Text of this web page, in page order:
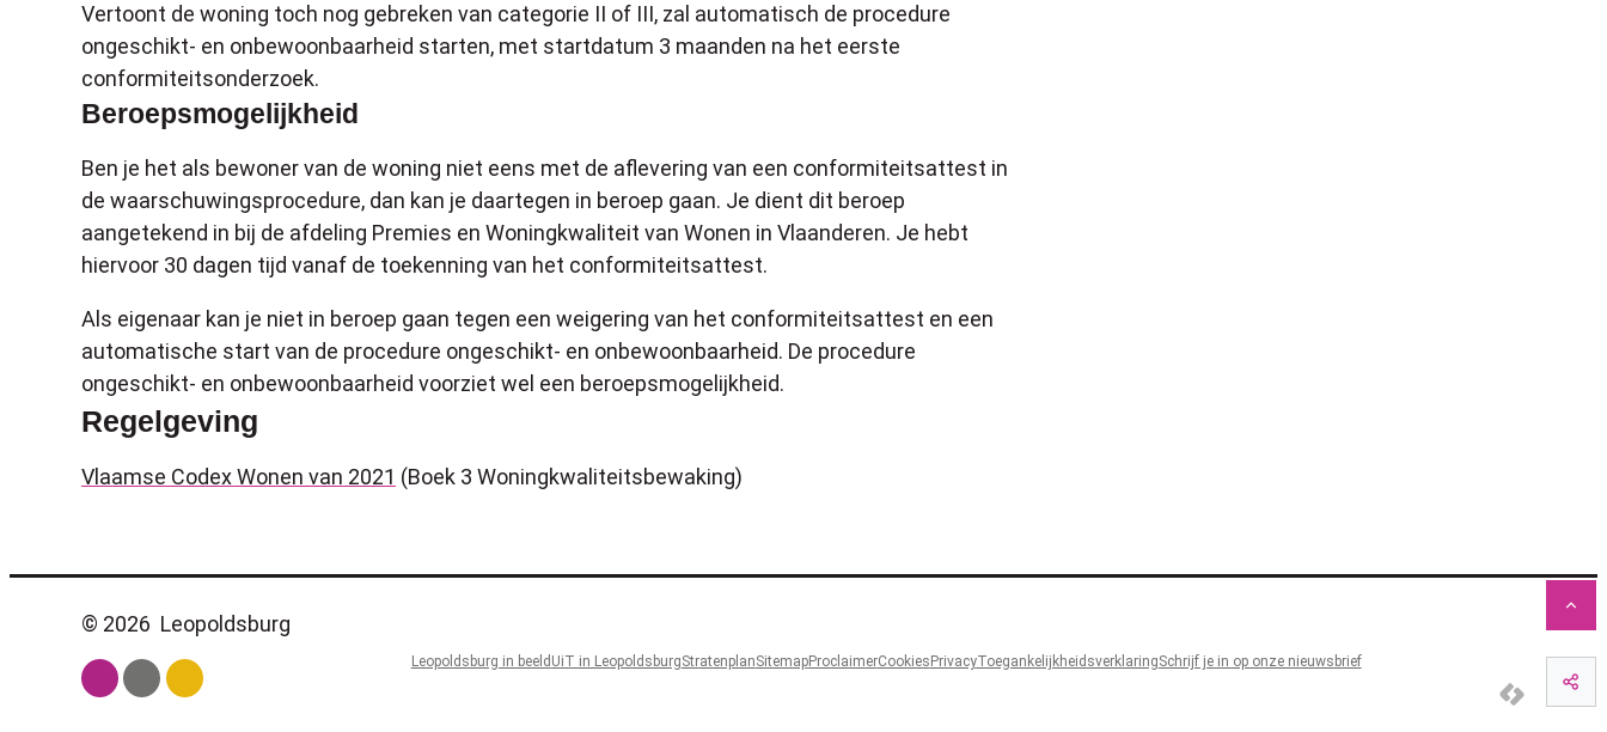
Vertoont de woning toch nog gebreken van categorie II of III, zal automatisch de procedure
ongeschikt- en onbewoonbaarheid starten, met startdatum 3 maanden na het eerste
conformiteitsonderzoek.
Beroepsmogelijkheid
Ben je het als bewoner van de woning niet eens met de aflevering van een conformiteitsattest in
de waarschuwingsprocedure, dan kan je daartegen in beroep gaan. Je dient dit beroep
aangetekend in bij de afdeling Premies en Woningkwaliteit van Wonen in Vlaanderen. Je hebt
hiervoor 30 dagen tijd vanaf de toekenning van het conformiteitsattest.
Als eigenaar kan je niet in beroep gaan tegen een weigering van het conformiteitsattest en een
automatische start van de procedure ongeschikt- en onbewoonbaarheid. De procedure
ongeschikt- en onbewoonbaarheid voorziet wel een beroepsmogelijkheid.
Regelgeving
Vlaamse Codex Wonen van 2021 (Boek 3 Woningkwaliteitsbewaking)
© 2026 Leopoldsburg
Leopoldsburg in beeld UiT in LeopoldsburgStratenplanSitemapProclaimerCookies PrivacyToegankelijkheidsverklaringSchrijf je in op onze nieuwsbrief
LCP nv